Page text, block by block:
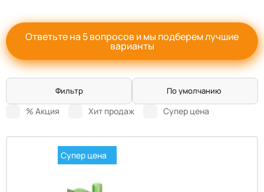
Ответьте на 5 вопросов и мы подберем лучшие
варианты
Фильтр По умолчанию
% Акция Хит продаж Супер цена
Супер цена